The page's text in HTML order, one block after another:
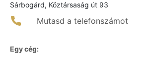
Sárbogárd, Köztársaság út 93
Mutasd a telefonszámot
Egy cég: